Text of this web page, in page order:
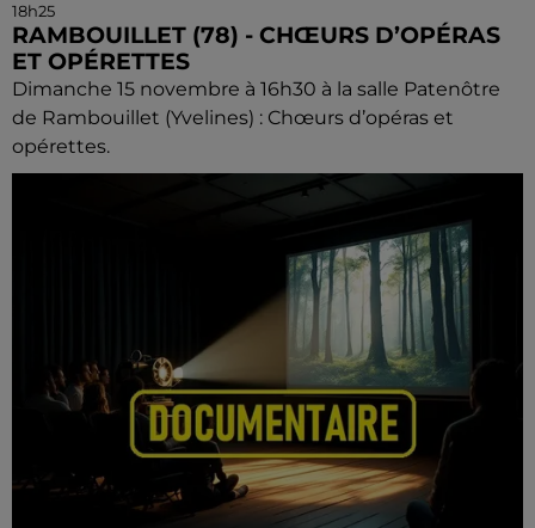
18h25
RAMBOUILLET (78) - CHŒURS D’OPÉRAS
ET OPÉRETTES
Dimanche 15 novembre à 16h30 à la salle Patenôtre
de Rambouillet (Yvelines) : Chœurs d’opéras et
opérettes.